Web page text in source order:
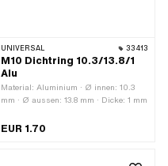
UNIVERSAL 33413
M10 Dichtring 10.3/13.8/1
Alu
Material: Aluminium · Ø innen: 10.3
mm · Ø aussen: 13.8 mm · Dicke: 1 mm
EUR 1.70